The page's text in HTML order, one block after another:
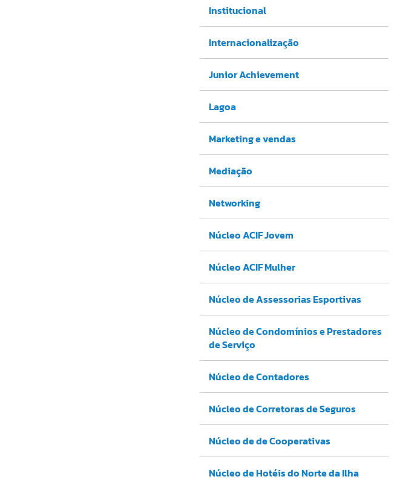
Institucional
Internacionalização
Junior Achievement
Lagoa
Marketing e vendas
Mediação
Networking
Núcleo ACIF Jovem
Núcleo ACIF Mulher
Núcleo de Assessorias Esportivas
Núcleo de Condomínios e Prestadores
de Serviço
Núcleo de Contadores
Núcleo de Corretoras de Seguros
Núcleo de de Cooperativas
Núcleo de Hotéis do Norte da Ilha